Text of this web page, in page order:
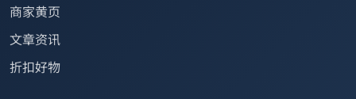
商家黄页
文章资讯
折扣好物